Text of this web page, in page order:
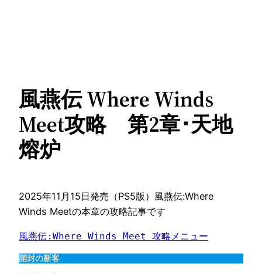
風燕伝 Where Winds
Meet攻略 第2章･天地
熔炉
2025年11月15日発売（PS5版）風燕伝:Where
Winds Meetの本章の攻略記事です
風燕伝:Where Winds Meet 攻略メニュー
開封の新客